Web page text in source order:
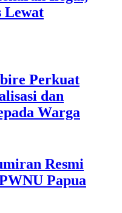
Lewat
Perkuat
dan
Warga
Resmi
Papua